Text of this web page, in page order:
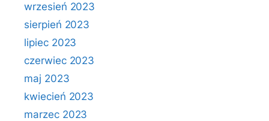
wrzesień 2023
sierpień 2023
lipiec 2023
czerwiec 2023
maj 2023
kwiecień 2023
marzec 2023